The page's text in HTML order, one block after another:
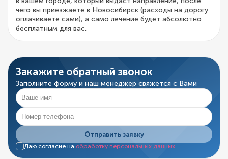
чего вы приезжаете в Новосибирск (расходы на дорогу
оплачиваете сами), а само лечение будет абсолютно
бесплатным для вас.
Закажите обратный звонок
Заполните форму и наш менеджер свяжется с Вами
Отправить заявку
Даю согласие на обработку персональных данных.